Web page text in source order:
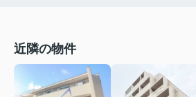
近隣の物件